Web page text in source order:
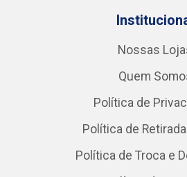
Nossas
Quem
Política de
Política de
Política de Troca e